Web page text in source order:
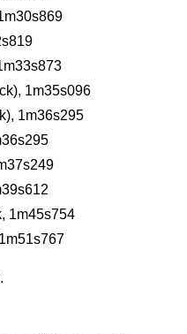
1m35s096
1m36s295
1m45s754